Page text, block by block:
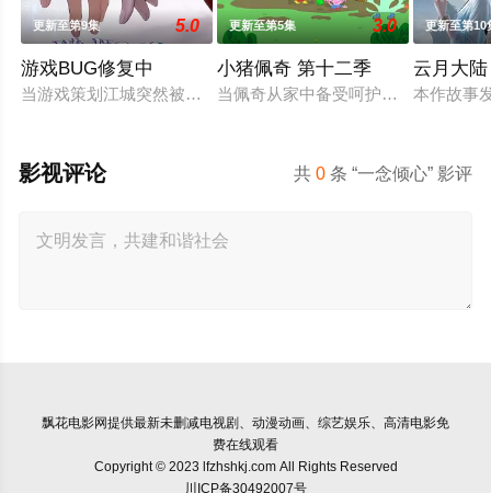
更新至第9集 5.0
游戏BUG修复中
当游戏策划江城突然被拉进自己精心打造的数字世界时，他原
更新至第5集 3.0
小猪佩奇 第十二季
当佩奇从家中备受呵护的'小妹妹'一
更新至第10
云月大陆
本作故事
共0 条 “一念倾心” 影评
影视评论
飘花电影网提供最新未删减电视剧、动漫动画、综艺娱乐、高清电影免
费在线观看
Copyright © 2023 lfzhshkj.com All Rights Reserved
川ICP备30492007号